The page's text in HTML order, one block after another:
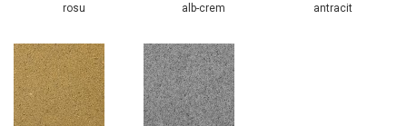
rosu alb-crem antracit